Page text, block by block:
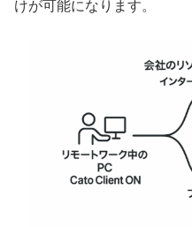
けが可能になります。